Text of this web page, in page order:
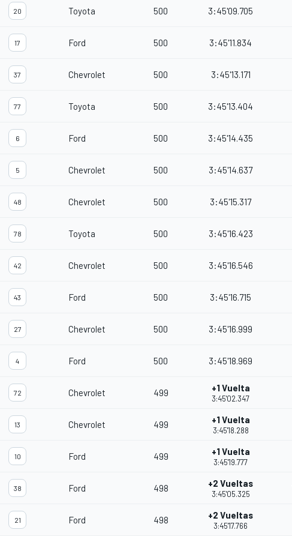
20 Toyota 500 3:45'09.705
17 Ford 500 3:45'11.834
37 Chevrolet 500 3:45'13.171
77 Toyota 500 3:45'13.404
6 Ford 500 3:45'14.435
5 Chevrolet 500 3:45'14.637
48 Chevrolet 500 3:45'15.317
78 Toyota 500 3:45'16.423
42 Chevrolet 500 3:45'16.546
43 Ford 500 3:45'16.715
27 Chevrolet 500 3:45'16.999
4 Ford 500 3:45'18.969
72 Chevrolet 499 +1 Vuelta
3:45'02.347
13 Chevrolet 499 +1 Vuelta
3:45'18.288
10 Ford 499 +1 Vuelta
3:45'19.777
38 Ford 498 +2 Vueltas
3:45'05.325
21 Ford 498 +2 Vueltas
3:45'17.766